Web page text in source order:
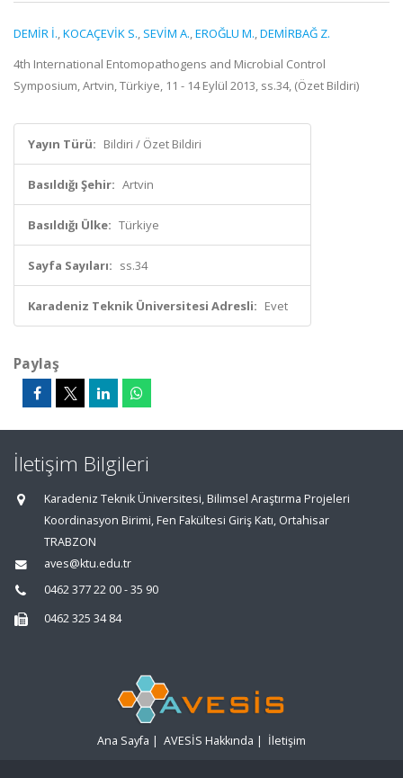
DEMİR İ.,KOCAÇEVİK S., SEVİM A.,EROĞLU M.,DEMİRBAĞ Z.
4th International Entomopathogens and Microbial Control
Symposium, Artvin, Türkiye, 11 - 14 Eylül 2013, ss.34, (Özet Bildiri)
Yayın Türü: Bildiri / Özet Bildiri
Basıldığı Şehir: Artvin
Basıldığı Ülke: Türkiye
Sayfa Sayıları: ss.34
Karadeniz Teknik Üniversitesi Adresli: Evet
Paylaş
İletişim Bilgileri
Karadeniz Teknik Üniversitesi, Bilimsel Araştırma Projeleri
Koordinasyon Birimi, Fen Fakültesi Giriş Katı, Ortahisar
TRABZON
aves@ktu.edu.tr
0462 377 22 00 - 35 90
0462 325 34 84
Ana Sayfa | AVESİS Hakkında | İletişim